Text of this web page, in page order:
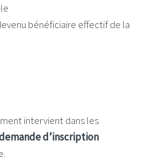
bénéficiaire effectif de la
intervient dans les
d’inscription